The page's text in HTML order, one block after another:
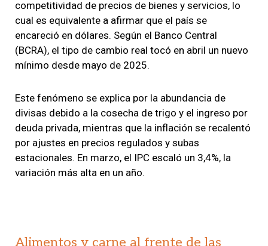
competitividad de precios de bienes y servicios, lo
cual es equivalente a afirmar que el país se
encareció en dólares. Según el Banco Central
(BCRA), el tipo de cambio real tocó en abril un nuevo
mínimo desde mayo de 2025.
Este fenómeno se explica por la abundancia de
divisas debido a la cosecha de trigo y el ingreso por
deuda privada, mientras que la inflación se recalentó
por ajustes en precios regulados y subas
estacionales. En marzo, el IPC escaló un 3,4%, la
variación más alta en un año.
Alimentos y carne al frente de las